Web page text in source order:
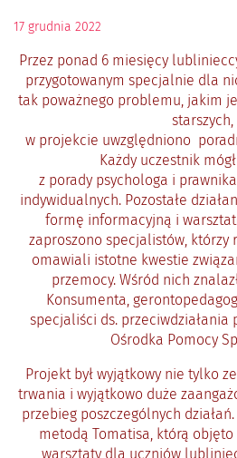
17 grudnia 2022
Przez ponad 6 miesięcy
przygotowanym specjalnie dla
tak poważnego problemu, jakim
starszych,
w projekcie uwzględniono
Każdy uczestnik
z porady psychologa i
indywidualnych. Pozostałe
formę informacyjną i
zaproszono specjalistów, którzy
omawiali istotne kwestie
przemocy. Wśród nich
Konsumenta,
specjaliści ds. przeciwdziałania
Ośrodka Pomocy
Projekt był wyjątkowy nie tylko
trwania i wyjątkowo duże
przebieg poszczególnych
metodą Tomatisa, którą
warsztaty dla uczniów